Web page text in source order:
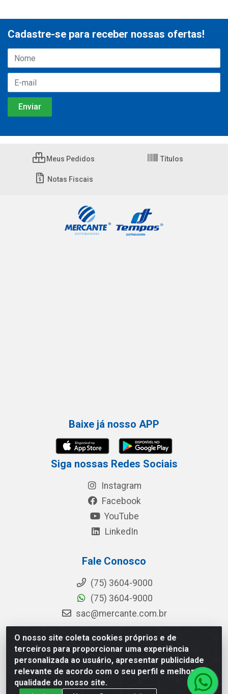
O nosso site coleta cookies próprios e de
terceiros para proporcionar uma experiência
personalizada ao usuário, apresentar publicidade
relevante de acordo com o seu perfil e melhorar a
qualidade do nosso site.
Cadastre-se para receber nossas ofertas!
Meus Pedidos Títulos
Notas Fiscais
Baixe já nosso APP
Siga nossas Redes Sociais
Instagram
Facebook
YouTube
LinkedIn
Fale Conosco
(75) 3604-9000
(75) 3604-9000
sac@mercante.com.br
Mercante Distribuidora - Rua Mercante, 699 - Aviário, Feira de
Santana/BA - CEP 44.096-218 - CNPJ 96.755.848/0001-08